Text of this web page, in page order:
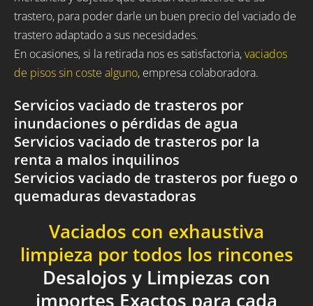
trastero, para poder darle un buen precio del vaciado de
trastero adaptado a sus necesidades.
En ocasiones, si la retirada nos es satisfactoria,vaciados
de pisos sin coste alguno, empresa colaboradora.
Servicios vaciado de trasteros por
inundaciones o pérdidas de agua
Servicios vaciado de trasteros por la
renta a malos inquilinos
Servicios vaciado de trasteros por fuego o
quemaduras devastadoras
Vaciados con exhaustiva
limpieza por todos los rincones
Desalojos y Limpiezas con
importes Exactos para cada